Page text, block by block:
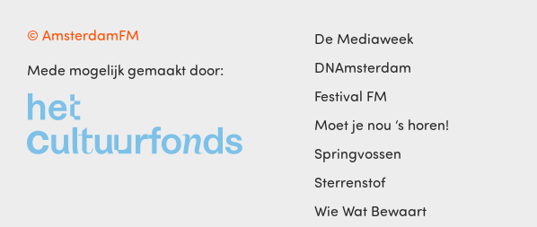
© AmsterdamFM
Mede mogelijk gemaakt door:
De Mediaweek
DNAmsterdam
Festival FM
Moet je nou ‘s horen!
Springvossen
Sterrenstof
Wie Wat Bewaart